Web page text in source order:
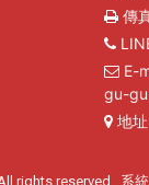
傳
E-
gu-
地址
rights reserved. 系統